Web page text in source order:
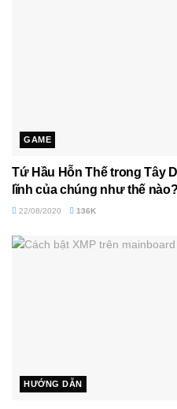
GAME
Tứ Hầu Hỗn Thế trong Tây
lĩnh của chúng như thế nào?
22/08/2020 136K
HƯỚNG DẪN